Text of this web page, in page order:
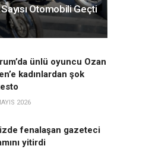
Otomobili Geçti
ünlü oyuncu Ozan
kadınlardan şok
2026
fenalaşan gazeteci
yitirdi